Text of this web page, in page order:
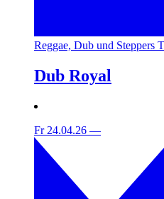
Reggae, Dub und Steppers
Dub Royal
Fr 24.04.26 —